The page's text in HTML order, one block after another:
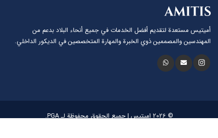
أميتيس مستعدة لتقديم أفضل الخدمات في جميع أنحاء البلاد بدعم من
المهندسين والمصممين ذوي الخبرة والمهارة المتخصصين في الديكور الداخلي.
© 2026 اميتيس | جميع الحقوق محفوظة لـ PGA.